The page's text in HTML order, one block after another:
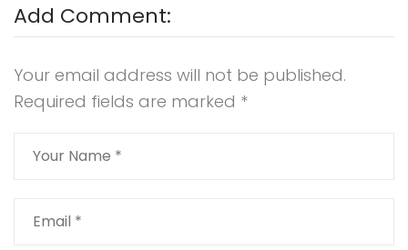
Add Comment:
Your email address will not be published.
Required fields are marked *